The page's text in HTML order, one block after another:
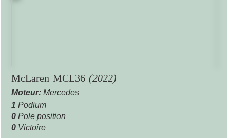
McLaren MCL36 (2022)
Moteur: Mercedes
1 Podium
0 Pole position
0 Victoire